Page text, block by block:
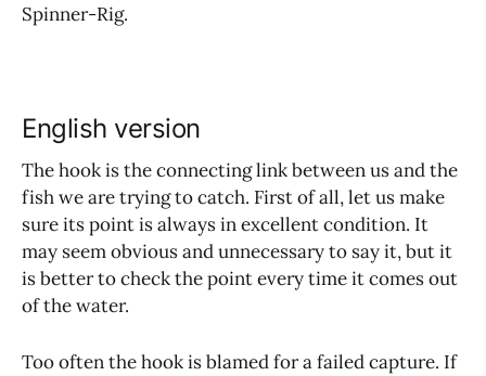
Spinner-Rig.
English version
The hook is the connecting link between us and the
fish we are trying to catch. First of all, let us make
sure its point is always in excellent condition. It
may seem obvious and unnecessary to say it, but it
is better to check the point every time it comes out
of the water.
Too often the hook is blamed for a failed capture. If